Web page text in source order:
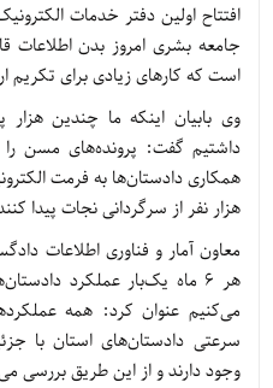
افتتاح اولین دفتر خدمات
جامعه بشری امروز بدن اطلاعات
است که کارهای زیادی برای تکریم
وی بابیان اینکه ما چندین
داشتیم گفت: پرونده‌های مسن
همکاری دادستان‌ها به فرمت
هزار نفر از سرگردانی نجات پیدا
معاون آمار و فناوری اطلاعات
هر ۶ ماه یک‌بار عملکرد
می‌کنیم عنوان کرد: همه
سرعتی دادستان‌های استان با
وجود دارند و از این طریق بررسی